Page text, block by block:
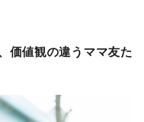
価値観の違うママ友た